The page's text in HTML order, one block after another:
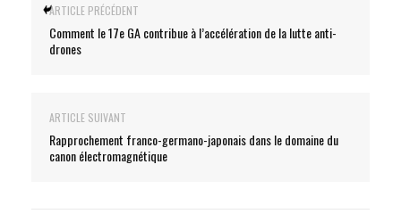
ARTICLE PRÉCÉDENT
Comment le 17e GA contribue à l’accélération de la lutte anti-
drones
ARTICLE SUIVANT
Rapprochement franco-germano-japonais dans le domaine du
canon électromagnétique